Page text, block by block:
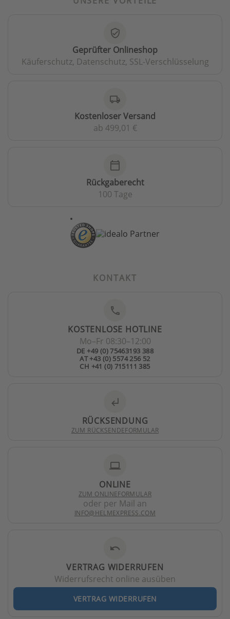
verified_user
Geprüfter Onlineshop
Käuferschutz, Datenschutz, SSL-Verschlüsselung
local_shipping
Kostenloser Versand
ab 499,01 €
calendar_today
Rückgaberecht
100 Tage
KONTAKT
phone
KOSTENLOSE HOTLINE
Mo–Fr 08:30–12:00
DE +49 (0) 75463193 388
AT +43 (0) 5574 256 52
CH +41 (0) 715111 385
subdirectory_arrow_left
RÜCKSENDUNG
ZUM RÜCKSENDEFORMULAR
laptop
ONLINE
ZUM ONLINEFORMULAR
oder per Mail an
INFO@HELMEXPRESS.COM
undo
VERTRAG WIDERRUFEN
Widerrufsrecht online ausüben
VERTRAG WIDERRUFEN